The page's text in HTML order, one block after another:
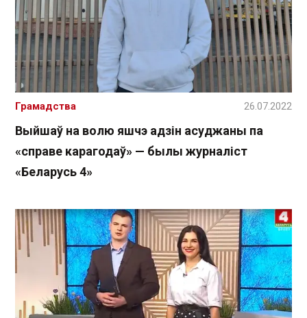
Выйшаў на волю яшчэ адзін асуджаны па
«справе карагодаў» — былы журналіст
«Беларусь 4»
Грамадства 26.07.2022